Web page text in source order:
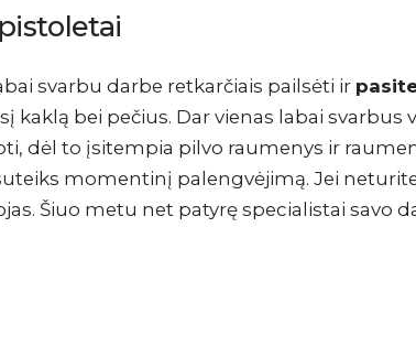
svarbu darbe retkarčiais pailsėti ir
bei pečius. Dar vienas labai svarbus
dėl to įsitempia pilvo raumenys ir
momentinį palengvėjimą. Jei
Šiuo metu net patyrę specialistai savo